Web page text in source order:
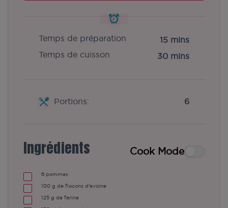
Temps de préparation
15 mins
Temps de cuisson
30 mins
Portions: 6
Ingrédients Cook Mode
6 pommes
100 g de flocons d'avoine
125 g de farine